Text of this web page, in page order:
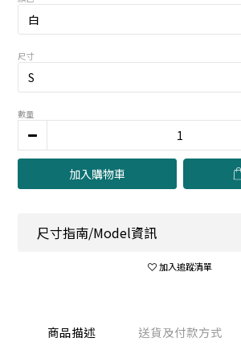
尺寸
數量
加入購物車
尺寸指南/Model資訊
加入追蹤清單
商品描述 送貨及付款方式